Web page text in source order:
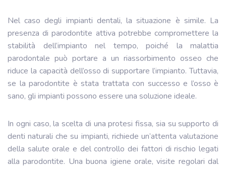
Nel caso degli impianti dentali, la situazione è simile. La
presenza di parodontite attiva potrebbe compromettere la
stabilità dell’impianto nel tempo, poiché la malattia
parodontale può portare a un riassorbimento osseo che
riduce la capacità dell’osso di supportare l’impianto. Tuttavia,
se la parodontite è stata trattata con successo e l’osso è
sano, gli impianti possono essere una soluzione ideale.
In ogni caso, la scelta di una protesi fissa, sia su supporto di
denti naturali che su impianti, richiede un’attenta valutazione
della salute orale e del controllo dei fattori di rischio legati
alla parodontite. Una buona igiene orale, visite regolari dal